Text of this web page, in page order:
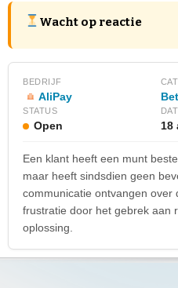
Wacht op reactie
BEDRIJF
AliPay
STATUS
Open 18
Een klant heeft een munt
maar heeft sindsdien geen
communicatie ontvangen over
frustratie door het gebrek aan
oplossing.